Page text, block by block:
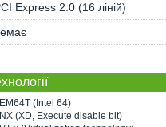
Express 2.0 (16 ліній)
(Intel 64)
(XD, Execute disable bit)